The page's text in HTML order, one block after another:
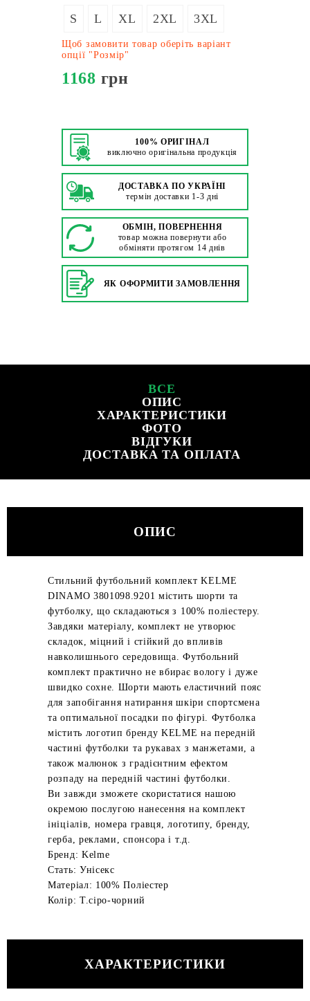
S L XL 2XL 3XL
Щоб замовити товар оберіть варіант
опції "Розмір"
1168 грн
100% ОРИГІНАЛ
виключно оригінальна продукція
ДОСТАВКА ПО УКРАЇНІ
термін доставки 1-3 дні
ОБМІН, ПОВЕРНЕННЯ
товар можна повернути або
обміняти протягом 14 днів
ЯК ОФОРМИТИ ЗАМОВЛЕННЯ
ВСЕ
ОПИС
ХАРАКТЕРИСТИКИ
ФОТО
ВІДГУКИ
ДОСТАВКА ТА ОПЛАТА
ОПИС
Стильний футбольний комплект KELME
DINAMO 3801098.9201 містить шорти та
футболку, що складаються з 100% поліестеру.
Завдяки матеріалу, комплект не утворює
складок, міцний і стійкий до впливів
навколишнього середовища. Футбольний
комплект практично не вбирає вологу і дуже
швидко сохне. Шорти мають еластичний пояс
для запобігання натирання шкіри спортсмена
та оптимальної посадки по фігурі. Футболка
містить логотип бренду KELME на передній
частині футболки та рукавах з манжетами, а
також малюнок з градієнтним ефектом
розпаду на передній частині футболки.
Ви завжди зможете скористатися нашою
окремою послугою нанесення на комплект
ініціалів, номера гравця, логотипу, бренду,
герба, реклами, спонсора і т.д.
Бренд: Kelme
Стать: Унісекс
Матеріал: 100% Поліестер
Колір: Т.сіро-чорний
ХАРАКТЕРИСТИКИ